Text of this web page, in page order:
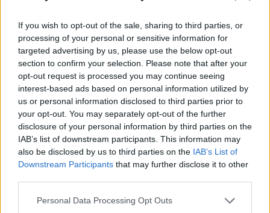
If you wish to opt-out of the sale, sharing to third parties, or
processing of your personal or sensitive information for
targeted advertising by us, please use the below opt-out
section to confirm your selection. Please note that after your
opt-out request is processed you may continue seeing
interest-based ads based on personal information utilized by
us or personal information disclosed to third parties prior to
your opt-out. You may separately opt-out of the further
disclosure of your personal information by third parties on the
IAB’s list of downstream participants. This information may
also be disclosed by us to third parties on the IAB’s List of
Downstream Participants that may further disclose it to other
Personal Data Processing Opt Outs
PEOPLE AND STYLE
Η Τζένη Καζάκου με chocolate brown μπικίνι και
το πιο chic cover-up του καλοκαιριού
⸻ 05 AUG 2026